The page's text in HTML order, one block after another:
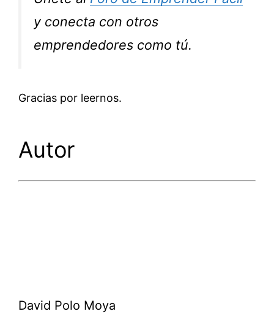
y conecta con otros
emprendedores como tú.
Gracias por leernos.
Autor
David Polo Moya